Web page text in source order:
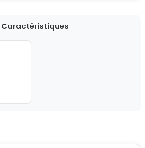
Caractéristiques